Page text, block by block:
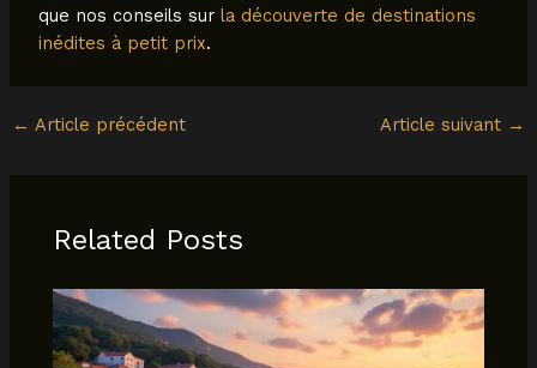
que nos conseils sur la découverte de destinations
inédites à petit prix.
← Article précédent Article suivant →
Related Posts